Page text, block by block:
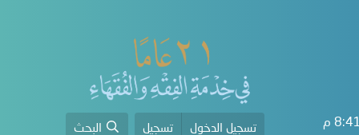
م تسجيل الدخول تسجيل البحث